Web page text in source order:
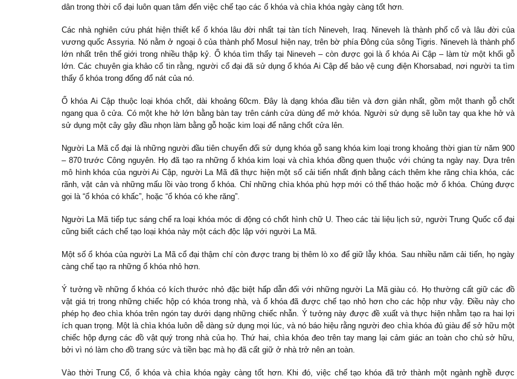
dân trong thời cổ đại luôn quan tâm đến việc chế tạo các ổ khóa và chìa khóa ngày càng tốt hơn.
Các nhà nghiên cứu phát hiện thiết kế ổ khóa lâu đời nhất tại tàn tích Nineveh, Iraq. Nineveh là thành phố cổ và lâu đời của
vương quốc Assyria. Nó nằm ở ngoại ô của thành phố Mosul hiện nay, trên bờ phía Đông của sông Tigris. Nineveh là thành phố
lớn nhất trên thế giới trong nhiều thập kỷ. Ổ khóa tìm thấy tại Nineveh – còn được gọi là ổ khóa Ai Cập – làm từ một khối gỗ
lớn. Các chuyên gia khảo cổ tin rằng, người cổ đại đã sử dụng ổ khóa Ai Cập để bảo vệ cung điện Khorsabad, nơi người ta tìm
thấy ổ khóa trong đống đổ nát của nó.
Ổ khóa Ai Cập thuộc loại khóa chốt, dài khoảng 60cm. Đây là dạng khóa đầu tiên và đơn giản nhất, gồm một thanh gỗ chốt
ngang qua ô cửa. Có một khe hở lớn bằng bàn tay trên cánh cửa dùng để mở khóa. Người sử dụng sẽ luồn tay qua khe hở và
sử dụng một cây gậy đầu nhọn làm bằng gỗ hoặc kim loại để nâng chốt cửa lên.
Người La Mã cổ đại là những người đầu tiên chuyển đổi sử dụng khóa gỗ sang khóa kim loại trong khoảng thời gian từ năm 900
– 870 trước Công nguyên. Họ đã tạo ra những ổ khóa kim loại và chìa khóa đồng quen thuộc với chúng ta ngày nay. Dựa trên
mô hình khóa của người Ai Cập, người La Mã đã thực hiện một số cải tiến nhất định bằng cách thêm khe răng chìa khóa, các
rãnh, vật cản và những mấu lồi vào trong ổ khóa. Chỉ những chìa khóa phù hợp mới có thể tháo hoặc mở ổ khóa. Chúng được
gọi là “ổ khóa có khấc”, hoặc “ổ khóa có khe răng”.
Người La Mã tiếp tục sáng chế ra loại khóa móc di động có chốt hình chữ U. Theo các tài liệu lịch sử, người Trung Quốc cổ đại
cũng biết cách chế tạo loại khóa này một cách độc lập với người La Mã.
Một số ổ khóa của người La Mã cổ đại thậm chí còn được trang bị thêm lò xo để giữ lẫy khóa. Sau nhiều năm cải tiến, họ ngày
càng chế tạo ra những ổ khóa nhỏ hơn.
Ý tưởng về những ổ khóa có kích thước nhỏ đặc biệt hấp dẫn đối với những người La Mã giàu có. Họ thường cất giữ các đồ
vật giá trị trong những chiếc hộp có khóa trong nhà, và ổ khóa đã được chế tạo nhỏ hơn cho các hộp như vậy. Điều này cho
phép họ đeo chìa khóa trên ngón tay dưới dạng những chiếc nhẫn. Ý tưởng này được đề xuất và thực hiện nhằm tạo ra hai lợi
ích quan trọng. Một là chìa khóa luôn dễ dàng sử dụng mọi lúc, và nó báo hiệu rằng người đeo chìa khóa đủ giàu để sở hữu một
chiếc hộp đựng các đồ vật quý trong nhà của họ. Thứ hai, chìa khóa đeo trên tay mang lại cảm giác an toàn cho chủ sở hữu,
bởi vì nó làm cho đồ trang sức và tiền bạc mà họ đã cất giữ ở nhà trở nên an toàn.
Vào thời Trung Cổ, ổ khóa và chìa khóa ngày càng tốt hơn. Khi đó, việc chế tạo khóa đã trở thành một ngành nghề được